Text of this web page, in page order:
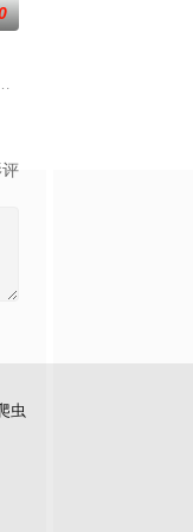
，独居女孩林雨彤
挑起拯救部落的重担。
虫